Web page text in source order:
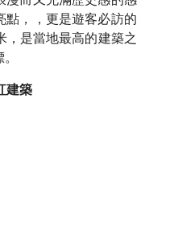
點，，更是遊客必訪的
，是當地最高的建築之
建築